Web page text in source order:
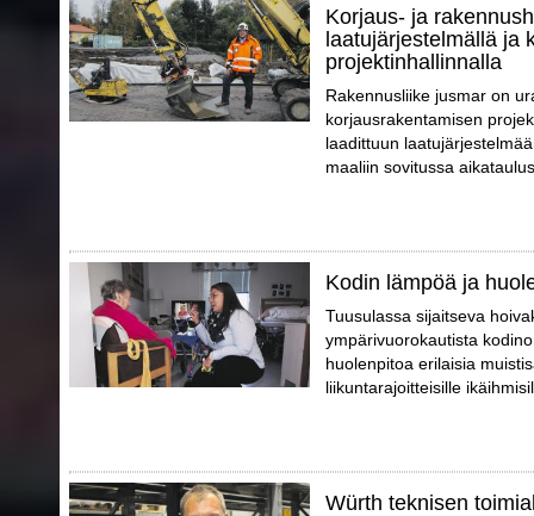
Korjaus- ja
laatujärjestelmällä ja
projektinhallinnalla
Rakennusliike jusmar on
korjausrakentamisen
laadittuun
maaliin sovitussa
Kodin lämpöä ja
Tuusulassa sijaitseva
ympärivuorokautista
huolenpitoa erilaisia
liikuntarajoitteisille
Würth teknisen